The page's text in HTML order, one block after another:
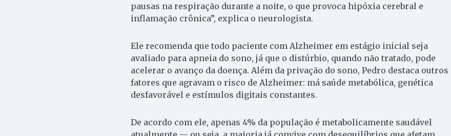
pausas na respiração durante a noite, o que provoca hipóxia cerebral e
inflamação crônica”, explica o neurologista.
Ele recomenda que todo paciente com Alzheimer em estágio inicial seja
avaliado para apneia do sono, já que o distúrbio, quando não tratado, pode
acelerar o avanço da doença. Além da privação do sono, Pedro destaca outros
fatores que agravam o risco de Alzheimer: má saúde metabólica, genética
desfavorável e estímulos digitais constantes.
De acordo com ele, apenas 4% da população é metabolicamente saudável